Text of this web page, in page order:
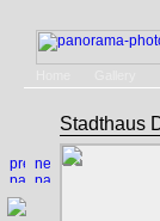
Stadthaus